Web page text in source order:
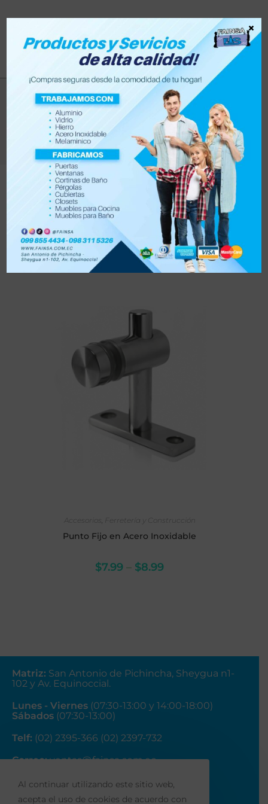
punto fijio
Productos > punto fijio
Filtrar
Orden por defecto
Accesorios , Ferretería y Construcción
Punto Fijo en Acero Inoxidable
$7.99 – $8.99
Matriz: San Antonio de Pichincha, Sheygua n1-
102 y Av. Equinoccial.
Lunes - Viernes (07:30-13:00 y 14:00-18:00)
Sábados (07:30-13:00)
Telf: (02) 2395-366 (02) 2397-732
Correo:ventas@fainsa.com.ec
×
Al continuar utilizando este sitio web,
acepta el uso de cookies de acuerdo con